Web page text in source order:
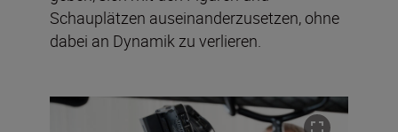
Schauplätzen auseinanderzusetzen, ohne
dabei an Dynamik zu verlieren.